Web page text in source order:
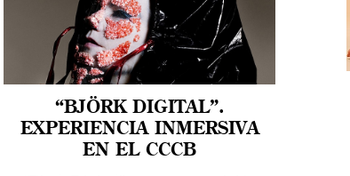
“BJÖRK DIGITAL”.
EXPERIENCIA INMERSIVA
EN EL CCCB